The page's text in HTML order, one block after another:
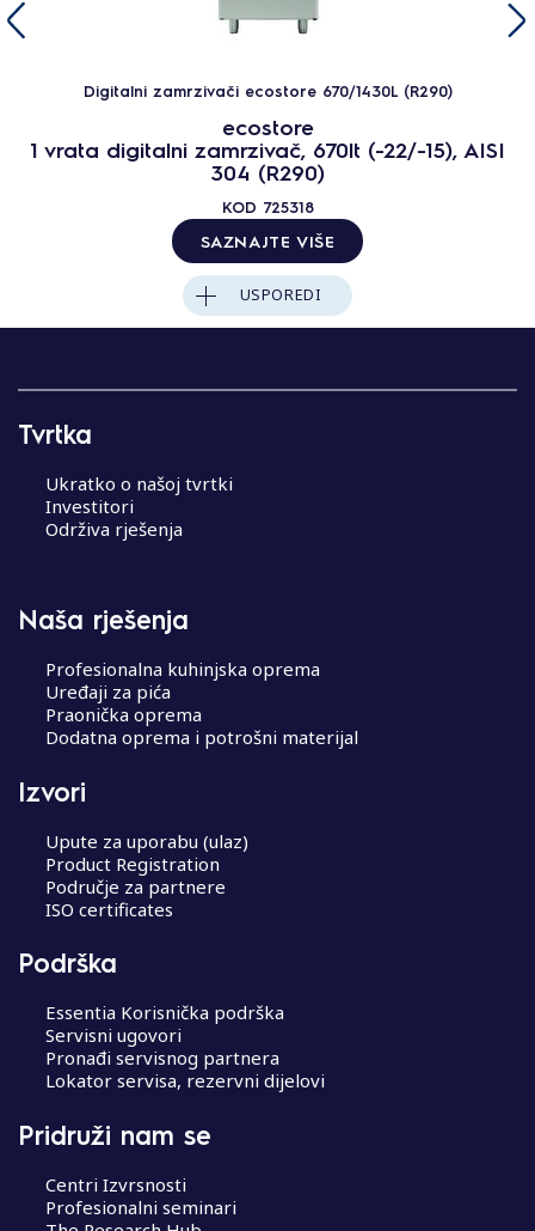
Digitalni zamrzivači ecostore 670/1430L (R290)
ecostore
1 vrata digitalni zamrzivač, 670lt (-22/-15), AISI
304 (R290)
KOD 725318
SAZNAJTE VIŠE
USPOREDI
Tvrtka
Ukratko o našoj tvrtki
Investitori
Održiva rješenja
Naša rješenja
Profesionalna kuhinjska oprema
Uređaji za pića
Praonička oprema
Dodatna oprema i potrošni materijal
Izvori
Upute za uporabu (ulaz)
Product Registration
Područje za partnere
ISO certificates
Podrška
Essentia Korisnička podrška
Servisni ugovori
Pronađi servisnog partnera
Lokator servisa, rezervni dijelovi
Pridruži nam se
Centri Izvrsnosti
Profesionalni seminari